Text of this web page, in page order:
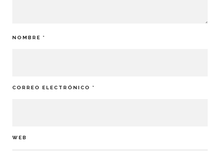
NOMBRE *
CORREO ELECTRÓNICO *
WEB